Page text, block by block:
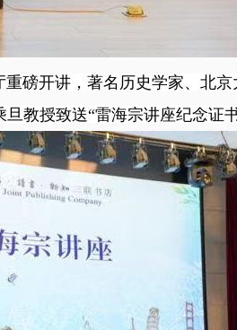
磅开讲，著名历史学家、北
教授致送“雷海宗讲座纪念证书